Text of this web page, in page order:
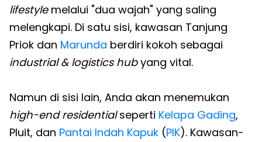
lifestylemelalui "dua wajah" yang saling
melengkapi. Di satu sisi, kawasan Tanjung
Priok dan Marunda berdiri kokoh sebagai
industrial & logistics hubyang vital.
Namun di sisi lain, Anda akan menemukan
high-end residentialseperti Kelapa Gading,
Pluit, dan Pantai Indah Kapuk (PIK). Kawasan-